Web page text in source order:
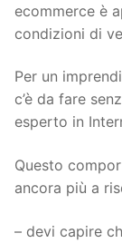
ecommerce è
condizioni di
Per un
c’è da fare
esperto in
Questo
ancora più a
– devi capire